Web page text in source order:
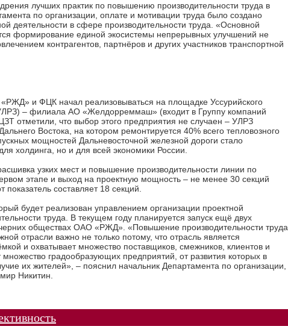
лучших практик по повышению производительности труда в
по организации, оплате и мотивации труда было создано
деятельности в сфере производительности труда. «Основной
формирование единой экосистемы непрерывных улучшений не
контрагентов, партнёров и других участников транспортной
и ФЦК начал реализовываться на площадке Уссурийского
– филиала АО «Желдорреммаш» (входит в Группу компаний
отметили, что выбор этого предприятия не случаен – УЛРЗ
Востока, на котором ремонтируется 40% всего тепловозного
мощностей Дальневосточной железной дороги стало
холдинга, но и для всей экономики России.
узких мест и повышение производительности линии по
этапе и выход на проектную мощность – не менее 30 секций
составляет 18 секций.
будет реализован управлением организации проектной
труда. В текущем году планируется запуск ещё двух
обществах ОАО «РЖД». «Повышение производительности труда
отрасли важно не только потому, что отрасль является
и охватывает множество поставщиков, смежников, клиентов и
градообразующих предприятий, от развития которых в
их жителей», – пояснил начальник Департамента по организации,
Никитин.